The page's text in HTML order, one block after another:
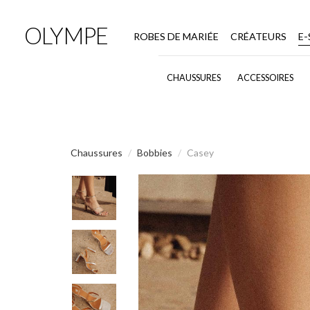
OLYMPE ROBES DE MARIÉE CRÉATEURS E-
CHAUSSURES ACCESSOIRES
Chaussures Bobbies Casey